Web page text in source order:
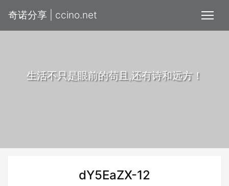
奇诺分享 | ccino.net
生活不只是眼前的苟且,还有诗和远方！
dY5EaZX-12